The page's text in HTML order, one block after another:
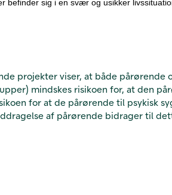
befinder sig i en svær og usikker
viser, at både pårørende
mindskes risikoen for, at den
for at de pårørende til psykisk
af pårørende bidrager til